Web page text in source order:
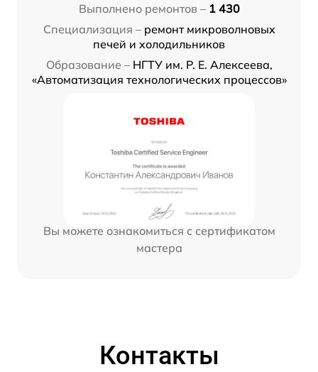
Выполнено ремонтов – 1 430
Специализация – ремонт микроволновых
печей и холодильников
Образование – НГТУ им. Р. Е. Алексеева,
«Автоматизация технологических процессов»
Вы можете ознакомиться с сертификатом
мастера
Контакты